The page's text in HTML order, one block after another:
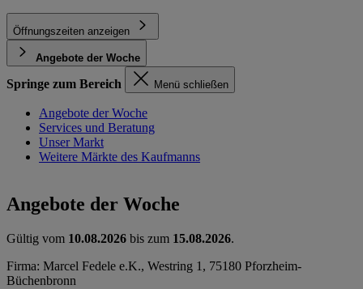
Öffnungszeiten anzeigen
Angebote der Woche
Springe zum Bereich Menü schließen
Angebote der Woche
Services und Beratung
Unser Markt
Weitere Märkte des Kaufmanns
Angebote der Woche
Gültig vom 10.08.2026 bis zum 15.08.2026.
Firma: Marcel Fedele e.K., Westring 1, 75180 Pforzheim-
Büchenbronn